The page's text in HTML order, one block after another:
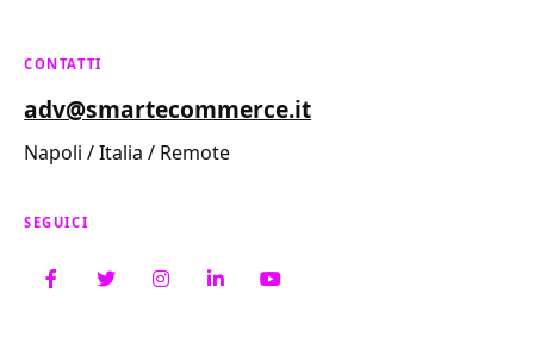
CONTATTI
adv@smartecommerce.it
Napoli / Italia / Remote
SEGUICI